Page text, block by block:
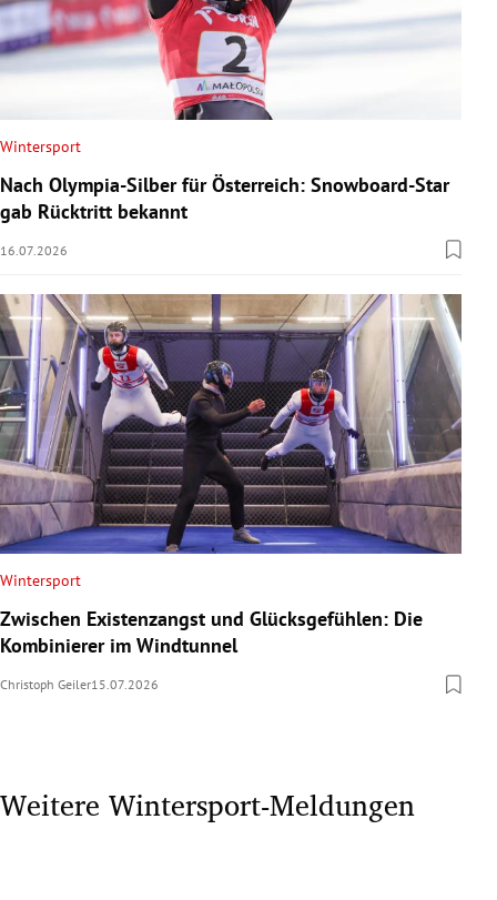
Wintersport
Nach Olympia-Silber für Österreich: Snowboard-Star
gab Rücktritt bekannt
16.07.2026
Wintersport
Zwischen Existenzangst und Glücksgefühlen: Die
Kombinierer im Windtunnel
Christoph Geiler15.07.2026
Weitere Wintersport-Meldungen